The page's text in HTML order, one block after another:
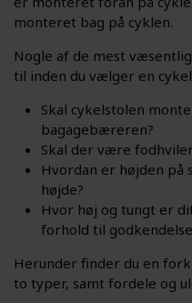
monteret bag på cyklen.
Nogle af de mest
til inden du vælger en
Skal cykelstolen
bagagebæreren?
Skal der være
Hvordan er højden
højde?
Hvor høj og tungt er
forhold til
Herunder finder du en
to typer, samt fordele og